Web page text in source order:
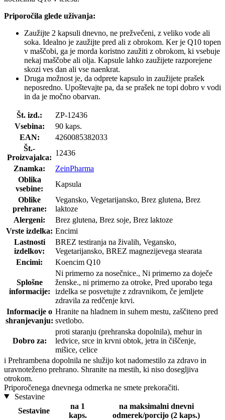
Priporočila glede uživanja:
Zaužijte 2 kapsuli dnevno, ne prežvečeni, z veliko vode ali
soka. Idealno je zaužijte pred ali z obrokom. Ker je Q10 topen
v maščobi, ga je morda koristno zaužiti z obrokom, ki vsebuje
nekaj maščobe ali olja. Kapsule lahko zaužijete razporejene
skozi ves dan ali vse naenkrat.
Druga možnost je, da odprete kapsulo in zaužijete prašek
neposredno. Upoštevajte pa, da se prašek ne topi dobro v vodi
in da je močno obarvan.
Št. izd.:
ZP-12436
Vsebina:
90 kaps.
EAN:
4260085382033
Št.-
Proizvajalca:
12436
Znamka:
ZeinPharma
Oblika
vsebine:
Kapsula
Oblike
prehrane:
Vegansko, Vegetarijansko, Brez glutena, Brez
laktoze
Alergeni:
Brez glutena, Brez soje, Brez laktoze
Vrste izdelka: Encimi
Lastnosti
izdelkov:
BREZ testiranja na živalih, Vegansko,
Vegetarijansko, BREZ magnezijevega stearata
Encimi:
Koencim Q10
Splošne
informacije:
Ni primerno za nosečnice., Ni primerno za doječe
ženske., ni primerno za otroke, Pred uporabo tega
izdelka se posvetujte z zdravnikom, če jemljete
zdravila za redčenje krvi.
Informacije o
shranjevanju:
Hranite na hladnem in suhem mestu, zaščiteno pred
svetlobo.
Dobro za:
proti staranju (prehranska dopolnila), mehur in
ledvice, srce in krvni obtok, jetra in čiščenje,
mišice, celice
i Prehrambena dopolnila ne služijo kot nadomestilo za zdravo in
uravnoteženo prehrano. Shranite na mestih, ki niso dosegljiva
otrokom.
Priporočenega dnevnega odmerka ne smete prekoračiti.
Sestavine
Sestavine
na 1
kaps.
na maksimalni dnevni
odmerek/porcijo (2 kaps.)